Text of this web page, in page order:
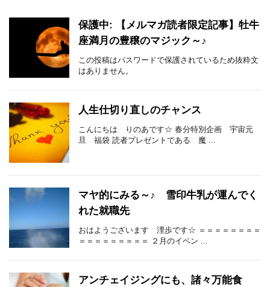
保護中: 【メルマガ読者限定記事】牡牛
座満月の豊穣のマジック～♪
この投稿はパスワードで保護されているため抜粋文
はありません。
人生仕切り直しのチャンス
こんにちは りのあです☆ 春分特別企画 宇宙元
旦 福袋 読者プレゼントである 魔 ...
マヤ的にみる～♪ 雪印牛乳が運んでく
れた就職先
おはようございます 浬歩です☆ ＝＝＝＝＝＝＝＝
＝＝＝＝＝＝＝＝＝ ２月のイベン ...
アンチェイジングにも、諸々万能食